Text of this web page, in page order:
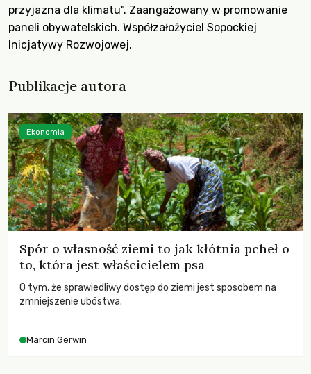
przyjazna dla klimatu". Zaangażowany w promowanie
paneli obywatelskich. Współzałożyciel Sopockiej
Inicjatywy Rozwojowej.
Publikacje autora
Spór o własność ziemi to jak kłótnia pcheł o
to, która jest właścicielem psa
O tym, że sprawiedliwy dostęp do ziemi jest sposobem na
zmniejszenie ubóstwa.
Marcin Gerwin
Ekonomia